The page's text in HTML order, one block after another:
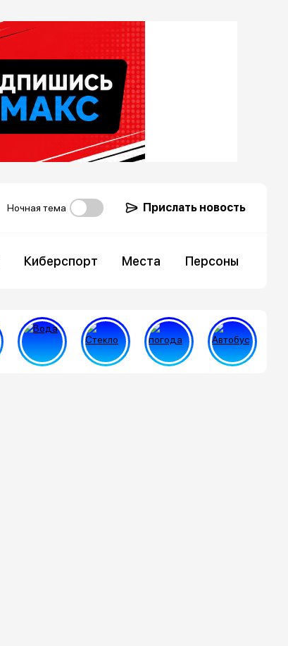
Ночная тема Прислать новость
Киберспорт Места Персоны